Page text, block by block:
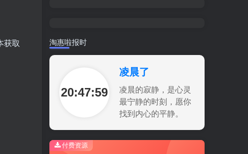
获取
淘惠啦报时
20:48:00
凌晨了
凌晨的寂静，是心灵
最宁静的时刻，愿你
找到内心的平静。
付费资源